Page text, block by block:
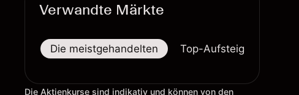
Verwandte Märkte
Die meistgehandelten Top-Aufsteiger
Die Aktienkurse sind indikativ und können von den